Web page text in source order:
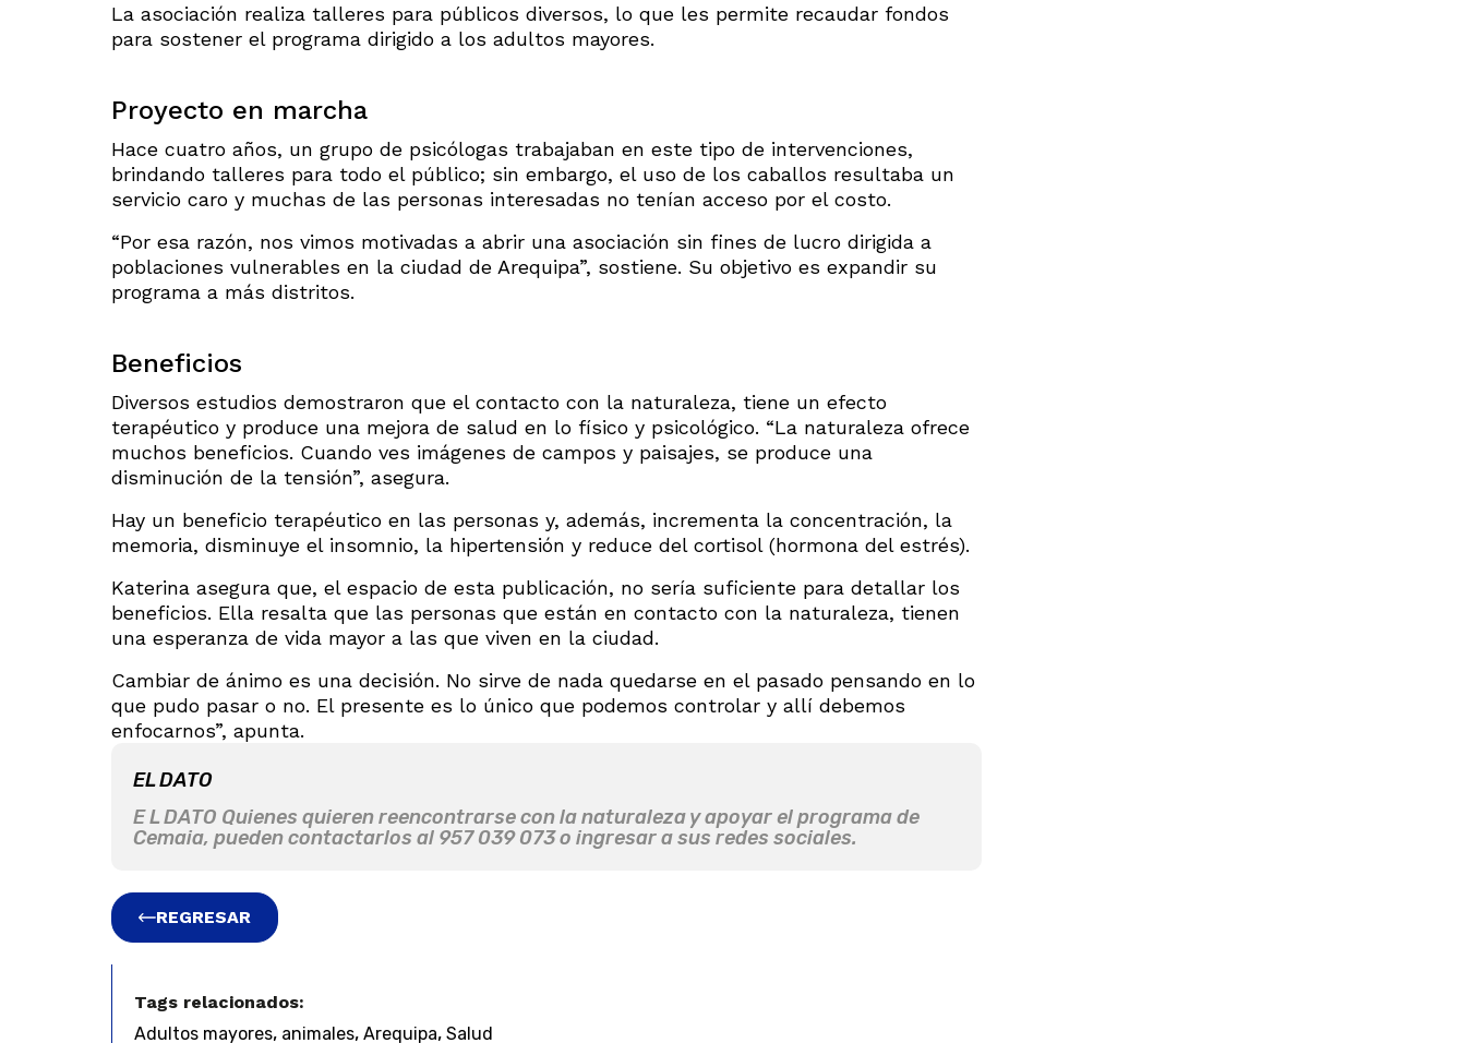
La asociación realiza talleres para públicos diversos, lo que les permite recaudar fondos
para sostener el programa dirigido a los adultos mayores.
Proyecto en marcha
Hace cuatro años, un grupo de psicólogas trabajaban en este tipo de intervenciones,
brindando talleres para todo el público; sin embargo, el uso de los caballos resultaba un
servicio caro y muchas de las personas interesadas no tenían acceso por el costo.
“Por esa razón, nos vimos motivadas a abrir una asociación sin fines de lucro dirigida a
poblaciones vulnerables en la ciudad de Arequipa”, sostiene. Su objetivo es expandir su
programa a más distritos.
Beneficios
Diversos estudios demostraron que el contacto con la naturaleza, tiene un efecto
terapéutico y produce una mejora de salud en lo físico y psicológico. “La naturaleza ofrece
muchos beneficios. Cuando ves imágenes de campos y paisajes, se produce una
disminución de la tensión”, asegura.
Hay un beneficio terapéutico en las personas y, además, incrementa la concentración, la
memoria, disminuye el insomnio, la hipertensión y reduce del cortisol (hormona del estrés).
Katerina asegura que, el espacio de esta publicación, no sería suficiente para detallar los
beneficios. Ella resalta que las personas que están en contacto con la naturaleza, tienen
una esperanza de vida mayor a las que viven en la ciudad.
Cambiar de ánimo es una decisión. No sirve de nada quedarse en el pasado pensando en lo
que pudo pasar o no. El presente es lo único que podemos controlar y allí debemos
enfocarnos”, apunta.
EL DATO
E L DATO Quienes quieren reencontrarse con la naturaleza y apoyar el programa de
Cemaia, pueden contactarlos al 957 039 073 o ingresar a sus redes sociales.
REGRESAR
Tags relacionados:
Adultos mayores, animales, Arequipa, Salud